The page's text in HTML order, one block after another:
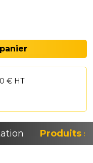
€ HT
Produits